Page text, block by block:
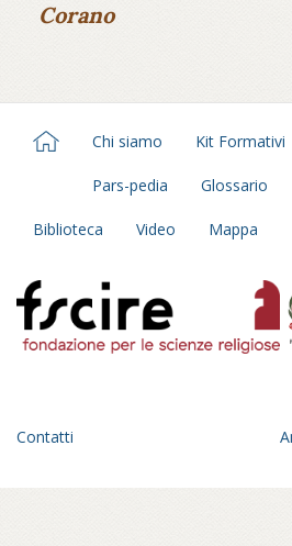
Corano
Chi siamo Kit Formativi
Pars-pedia Glossario
Biblioteca Video Mappa
Contatti